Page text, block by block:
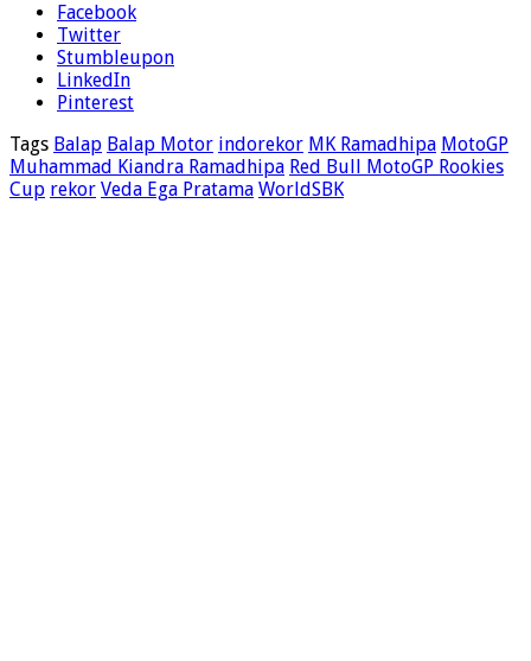
Facebook
Twitter
Stumbleupon
LinkedIn
Pinterest
Tags Balap Balap Motor indorekor MK Ramadhipa MotoGP
Muhammad Kiandra Ramadhipa Red Bull MotoGP Rookies
Cup rekor Veda Ega Pratama WorldSBK